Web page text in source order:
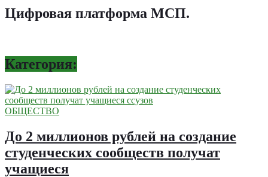
Цифровая платформа МСП.
Категория:
ОБЩЕСТВО
До 2 миллионов рублей на создание
студенческих сообществ получат
учащиеся